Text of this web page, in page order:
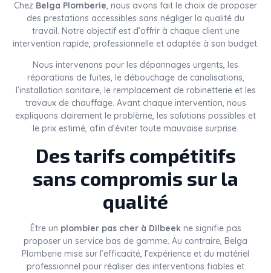
Chez Belga Plomberie , nous avons fait le choix de proposer
des prestations accessibles sans négliger la qualité du
travail. Notre objectif est d’offrir à chaque client une
intervention rapide, professionnelle et adaptée à son budget.
Nous intervenons pour les dépannages urgents, les
réparations de fuites, le débouchage de canalisations,
l’installation sanitaire, le remplacement de robinetterie et les
travaux de chauffage. Avant chaque intervention, nous
expliquons clairement le problème, les solutions possibles et
le prix estimé, afin d’éviter toute mauvaise surprise.
Des tarifs compétitifs
sans compromis sur la
qualité
Être un plombier pas cher à Dilbeekne signifie pas
proposer un service bas de gamme. Au contraire, Belga
Plomberie mise sur l’efficacité, l’expérience et du matériel
professionnel pour réaliser des interventions fiables et